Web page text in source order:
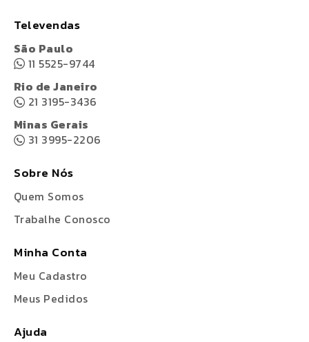
Televendas
São Paulo
11 5525-9744
Rio de Janeiro
21 3195-3436
Minas Gerais
31 3995-2206
Sobre Nós
Quem Somos
Trabalhe Conosco
Minha Conta
Meu Cadastro
Meus Pedidos
Ajuda